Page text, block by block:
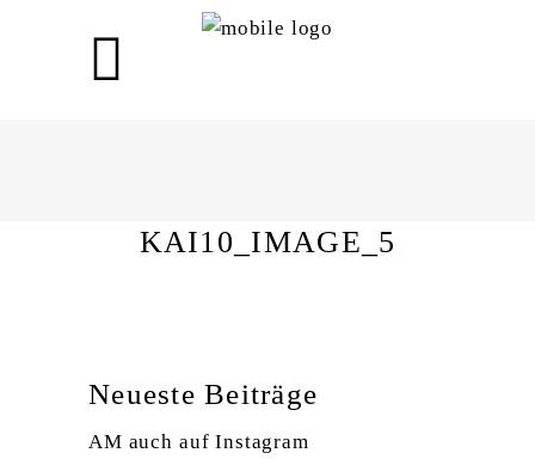
KAI10_IMAGE_5
Neueste Beiträge
AM auch auf Instagram